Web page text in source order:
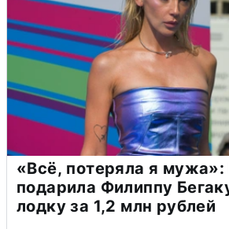
«Всё, потеряла я мужа»:
подарила Филиппу
лодку за 1,2 млн рублей